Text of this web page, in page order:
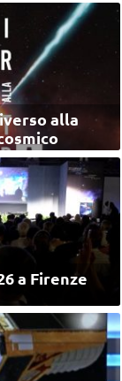
alla
a Firenze